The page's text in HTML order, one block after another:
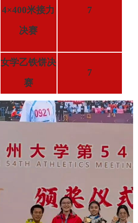
4×400米接力
决赛
7
女学乙铁饼决
赛
7